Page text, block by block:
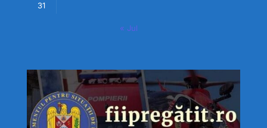
31
« Jul